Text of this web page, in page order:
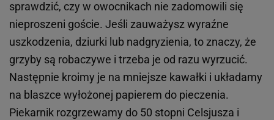
sprawdzić, czy w owocnikach nie zadomowili się
nieproszeni goście. Jeśli zauważysz wyraźne
uszkodzenia, dziurki lub nadgryzienia, to znaczy, że
grzyby są robaczywe i trzeba je od razu wyrzucić.
Następnie kroimy je na mniejsze kawałki i układamy
na blaszce wyłożonej papierem do pieczenia.
Piekarnik rozgrzewamy do 50 stopni Celsjusza i